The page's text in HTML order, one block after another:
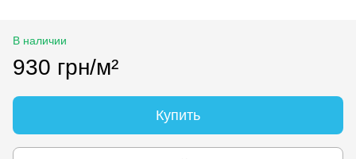
В наличии
930 грн/м²
Купить